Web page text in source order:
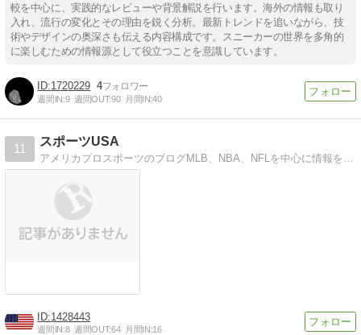
較を中心に、実践的なレビューや背景解説を行います。海外の情報も取り
入れ、流行の変化とその理由を鋭く分析。最新トレンドを追いながら、技
術やデザインの奥深さも伝える内容構成です。スニーカーの世界を多角的
に楽しむための情報源として役立つことを意識しています。
1720229 4
週間IN:9 週間OUT:90 月間IN:40
11
スポーツUSA
アメリカプロスポーツのブログMLB、NBA、NFLを中心に情報をいち早くお伝えします。
1428443
週間IN:8 週間OUT:64 月間IN:16